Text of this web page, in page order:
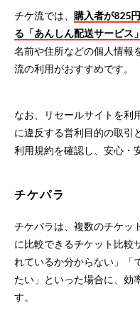
チケ流では、 購入者が825
る「あんしん配送サービス」
名前や住所などの個人情報
流の利用がおすすめです。
なお、リセールサイトを利
に違反する営利目的の取引
利用規約を確認し、安心・
チケパラ
チケパラは、複数のチケッ
に比較できるチケット比較
れているか分からない」「
たい」といった場合に、効
す。